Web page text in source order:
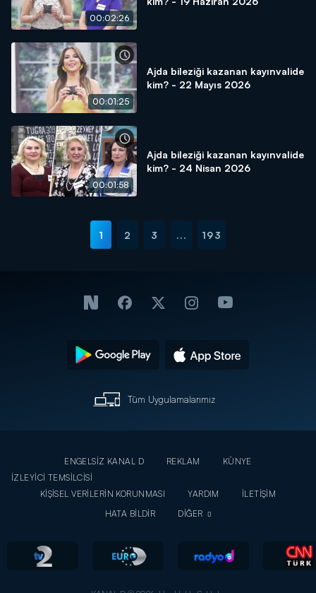
00:02:26
00:01:25
Ajda bileziği kazanan kayınvalide
kim? - 22 Mayıs 2026
00:01:58
Ajda bileziği kazanan kayınvalide
kim? - 24 Nisan 2026
1 2 3 ... 193
Tüm Uygulamalarımız
ENGELSİZ KANAL D REKLAM
KÜNYE
İZLEYİCİ TEMSİLCİSİ
KİŞİSEL VERİLERİN KORUNMASI
YARDIM
İLETİŞİM
HATA BİLDİR
DİĞER